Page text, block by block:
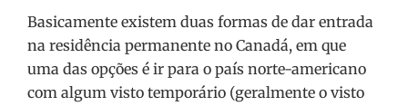
Basicamente existem duas formas de dar entrada
na residência permanente no Canadá, em que
uma das opções é ir para o país norte-americano
com algum visto temporário (geralmente o visto